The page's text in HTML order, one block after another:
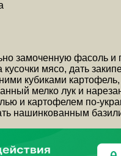
замоченную фасоль и
мясо, дать
кубиками картофель,
мелко лук и
и картофелем по-
нашинкованным